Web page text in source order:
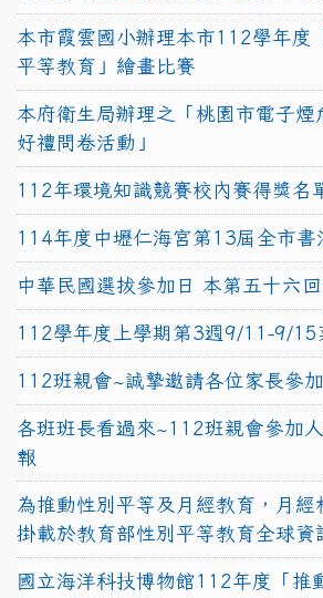
本市霞雲國小辦理本市112學年度
平等教育」繪畫比賽
本府衛生局辦理之「桃園市電子煙
好禮問卷活動」
112年環境知識競賽校內賽得獎名
114年度中壢仁海宮第13屆全市書
中華民國選拔參加日 本第五十六
112學年度上學期第3週9/11-9/15
112班親會~誠摯邀請各位家長參加
各班班長看過來~112班親會參加
報
為推動性別平等及月經教育，月經
掛載於教育部性別平等教育全球資
國立海洋科技博物館112年度「推